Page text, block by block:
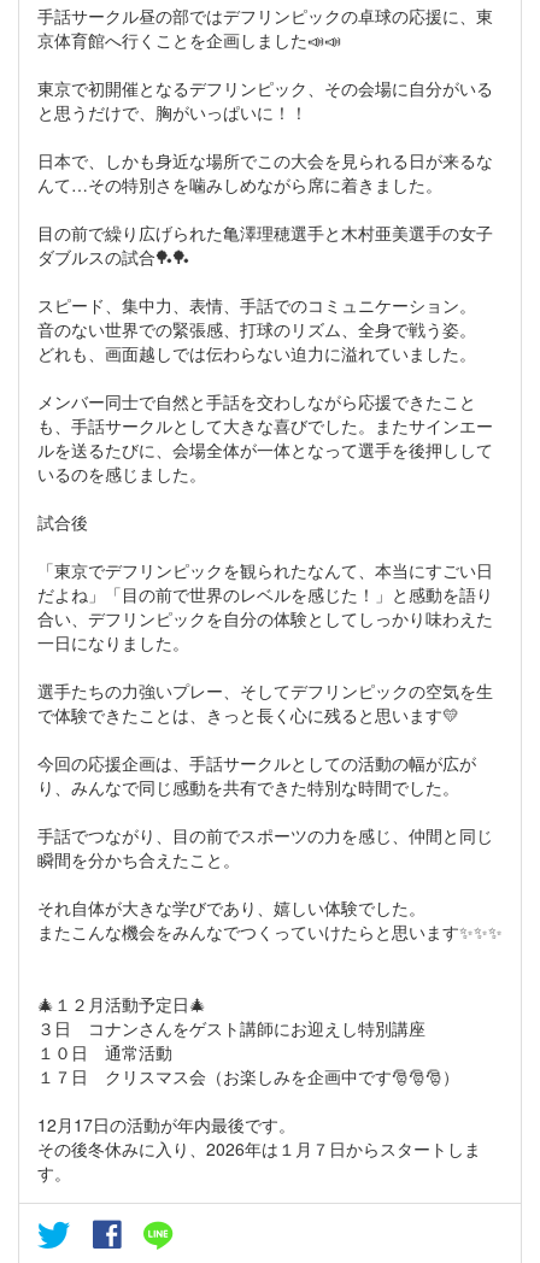
手話サークル昼の部ではデフリンピックの卓球の応援に、東
京体育館へ行くことを企画しました📣📣
東京で初開催となるデフリンピック、その会場に自分がいる
と思うだけで、胸がいっぱいに！！
日本で、しかも身近な場所でこの大会を見られる日が来るな
んて…その特別さを噛みしめながら席に着きました。
目の前で繰り広げられた亀澤理穂選手と木村亜美選手の女子
ダブルスの試合🏓🏓
スピード、集中力、表情、手話でのコミュニケーション。
音のない世界での緊張感、打球のリズム、全身で戦う姿。
どれも、画面越しでは伝わらない迫力に溢れていました。
メンバー同士で自然と手話を交わしながら応援できたこと
も、手話サークルとして大きな喜びでした。またサインエー
ルを送るたびに、会場全体が一体となって選手を後押しして
いるのを感じました。
試合後
「東京でデフリンピックを観られたなんて、本当にすごい日
だよね」「目の前で世界のレベルを感じた！」と感動を語り
合い、デフリンピックを自分の体験としてしっかり味わえた
一日になりました。
選手たちの力強いプレー、そしてデフリンピックの空気を生
で体験できたことは、きっと長く心に残ると思います💛
今回の応援企画は、手話サークルとしての活動の幅が広が
り、みんなで同じ感動を共有できた特別な時間でした。
手話でつながり、目の前でスポーツの力を感じ、仲間と同じ
瞬間を分かち合えたこと。
それ自体が大きな学びであり、嬉しい体験でした。
またこんな機会をみんなでつくっていけたらと思います✨✨✨
🎄１２月活動予定日🎄
３日 コナンさんをゲスト講師にお迎えし特別講座
１０日 通常活動
１７日 クリスマス会（お楽しみを企画中です🎅🎅🎅）
12月17日の活動が年内最後です。
その後冬休みに入り、2026年は１月７日からスタートしま
す。